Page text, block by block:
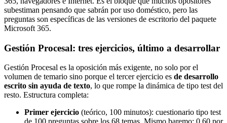
subestiman pensando que sabrán por uso doméstico, pero las
preguntas son específicas de las versiones de escritorio del paquete
Microsoft 365.
Gestión Procesal: tres ejercicios, último a desarrollar
Gestión Procesal es la oposición más exigente, no solo por el
volumen de temario sino porque el tercer ejercicio es de desarrollo
escrito sin ayuda de texto, lo que rompe la dinámica de tipo test del
resto. Estructura completa:
Primer ejercicio (teórico, 100 minutos): cuestionario tipo test